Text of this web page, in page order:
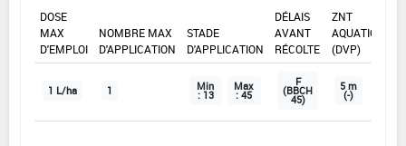
DOSE
MAX
D'EMPLOI
NOMBRE MAX
D'APPLICATION
STADE
D'APPLICATION
DÉLAIS
AVANT
RÉCOLTE
ZNT
AQUATIQUE
(DVP)
1 L/ha 1 Min
: 13
Max
: 45
F
(BBCH
45)
5 m
(-)